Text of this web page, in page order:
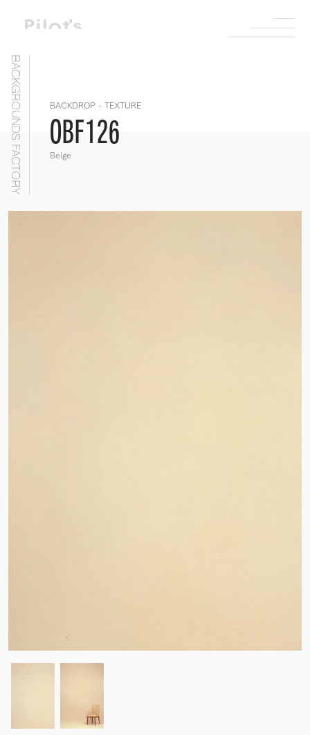
BACKGROUNDS FACTORY BACKDROP - TEXTURE
OBF126
Beige